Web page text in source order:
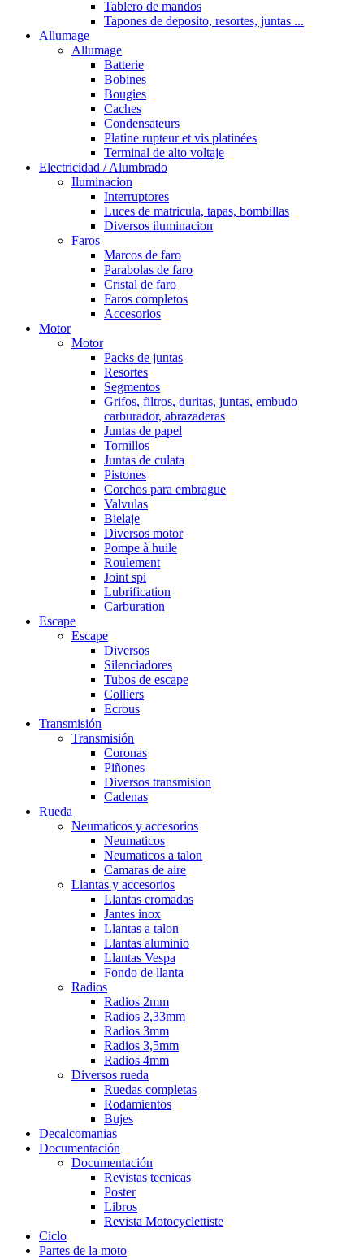
Tablero de mandos
Tapones de deposito, resortes, juntas ...
Allumage
Allumage
Batterie
Bobines
Bougies
Caches
Condensateurs
Platine rupteur et vis platinées
Terminal de alto voltaje
Electricidad / Alumbrado
Iluminacion
Interruptores
Luces de matricula, tapas, bombillas
Diversos iluminacion
Faros
Marcos de faro
Parabolas de faro
Cristal de faro
Faros completos
Accesorios
Motor
Motor
Packs de juntas
Resortes
Segmentos
Grifos, filtros, duritas, juntas, embudo
carburador, abrazaderas
Juntas de papel
Tornillos
Juntas de culata
Pistones
Corchos para embrague
Valvulas
Bielaje
Diversos motor
Pompe à huile
Roulement
Joint spi
Lubrification
Carburation
Escape
Escape
Diversos
Silenciadores
Tubos de escape
Colliers
Ecrous
Transmisión
Transmisión
Coronas
Piñones
Diversos transmision
Cadenas
Rueda
Neumaticos y accesorios
Neumaticos
Neumaticos a talon
Camaras de aire
Llantas y accesorios
Llantas cromadas
Jantes inox
Llantas a talon
Llantas aluminio
Llantas Vespa
Fondo de llanta
Radios
Radios 2mm
Radios 2,33mm
Radios 3mm
Radios 3,5mm
Radios 4mm
Diversos rueda
Ruedas completas
Rodamientos
Bujes
Decalcomanias
Documentación
Documentación
Revistas tecnicas
Poster
Libros
Revista Motocyclettiste
Ciclo
Partes de la moto